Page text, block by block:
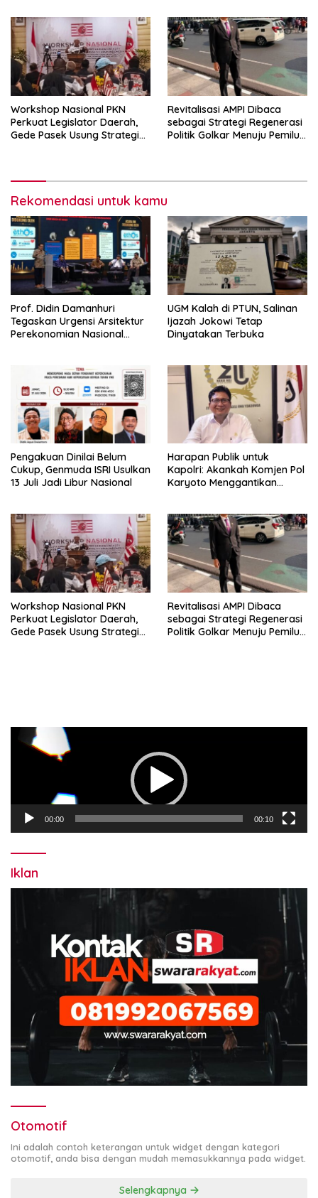
Workshop Nasional PKN
Perkuat Legislator Daerah,
Gede Pasek Usung Strategi
Revitalisasi AMPI Dibaca
sebagai Strategi Regenerasi
Politik Golkar Menuju Pemilu
Rekomendasi untuk kamu
Prof. Didin Damanhuri
Tegaskan Urgensi Arsitektur
Perekonomian Nasional
Nasional
UGM Kalah di PTUN, Salinan
Ijazah Jokowi Tetap
Dinyatakan Terbuka
Pengakuan Dinilai Belum
Cukup, Genmuda ISRI Usulkan
13 Juli Jadi Libur Nasional
Harapan Publik untuk
Kapolri: Akankah Komjen Pol
Karyoto Menggantikan
Workshop Nasional PKN
Perkuat Legislator Daerah,
Gede Pasek Usung Strategi
Revitalisasi AMPI Dibaca
sebagai Strategi Regenerasi
Politik Golkar Menuju Pemilu
Pemutar
Video
00:00 00:10
Iklan
Otomotif
Ini adalah contoh keterangan untuk widget dengan kategori
otomotif, anda bisa dengan mudah memasukkannya pada widget.
Selengkapnya